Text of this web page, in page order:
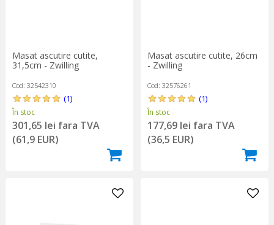
Masat ascutire cutite,
31,5cm - Zwilling
Cod: 32542310
(1)
În stoc
301,65 lei fara TVA
(61,9 EUR)
Masat ascutire cutite, 26cm
- Zwilling
Cod: 32576261
(1)
În stoc
177,69 lei fara TVA
(36,5 EUR)